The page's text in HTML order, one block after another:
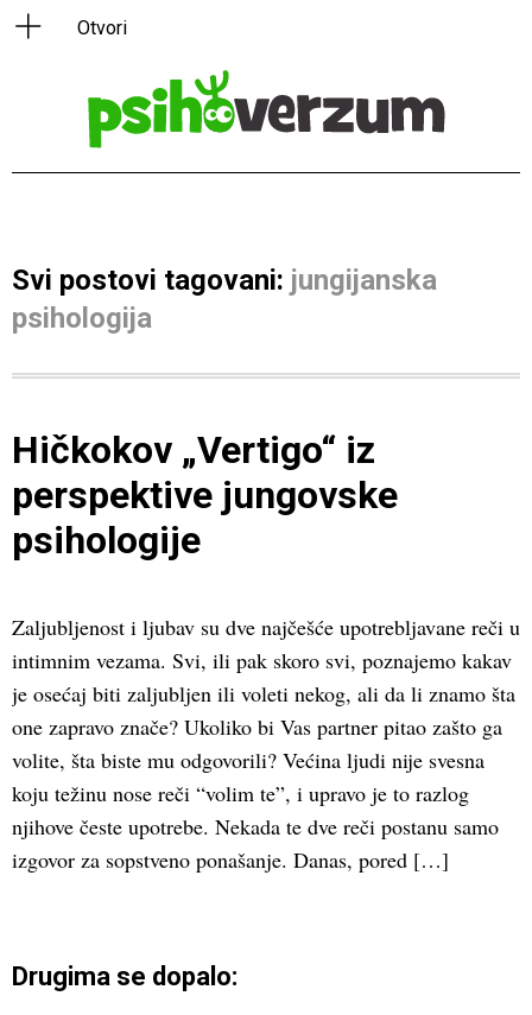
Svi postovi tagovani: jungijanska
psihologija
Hičkokov „Vertigo“ iz
perspektive jungovske
psihologije
Zaljubljenost i ljubav su dve najčešće upotrebljavane reči u
intimnim vezama. Svi, ili pak skoro svi, poznajemo kakav
je osećaj biti zaljubljen ili voleti nekog, ali da li znamo šta
one zapravo znače? Ukoliko bi Vas partner pitao zašto ga
volite, šta biste mu odgovorili? Većina ljudi nije svesna
koju težinu nose reči “volim te”, i upravo je to razlog
njihove česte upotrebe. Nekada te dve reči postanu samo
izgovor za sopstveno ponašanje. Danas, pored […]
Drugima se dopalo: